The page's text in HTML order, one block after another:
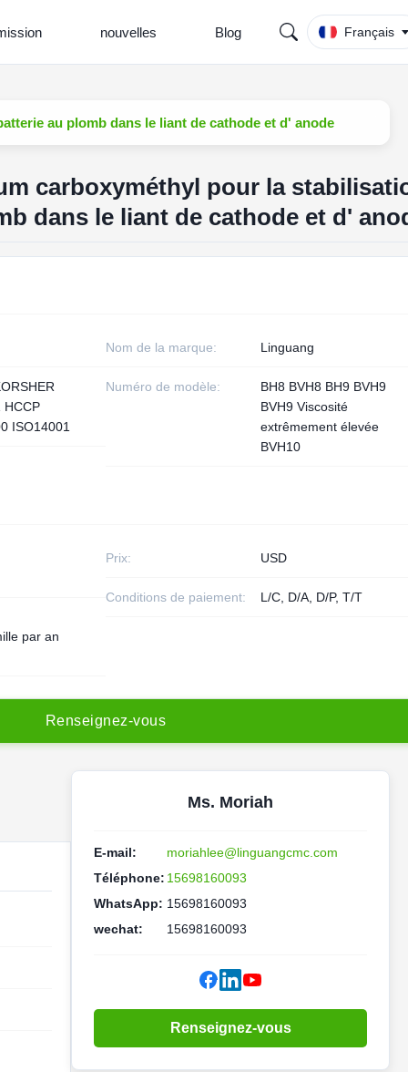
nouvelles Blog Français
au plomb dans le liant de cathode et d' anode
carboxyméthyl pour la
dans le liant de cathode et d'
Nom de la marque: Linguang
HCCP
ISO14001
Numéro de modèle:
BH8 BVH8 BH9 BVH9
BVH9 Viscosité
extrêmement élevée
BVH10
Prix: USD
Conditions de paiement: L/C, D/A, D/P, T/T
par an
Renseignez-vous
Ms. Moriah
E-mail:
moriahlee@linguangcmc.com
Téléphone: 15698160093
WhatsApp: 15698160093
wechat:
15698160093
Renseignez-vous